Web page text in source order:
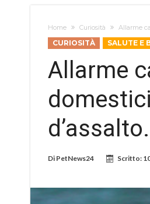
Home Curiosità Allarme
CURIOSITÀ SALUTE E
Allarme
d’assalto.
Di PetNews24 Scritto: